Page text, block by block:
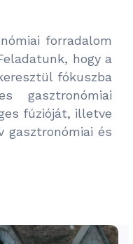
forradalom
hogy a
fókuszba
gasztronómiai
fúzióját, illetve
gasztronómiai és